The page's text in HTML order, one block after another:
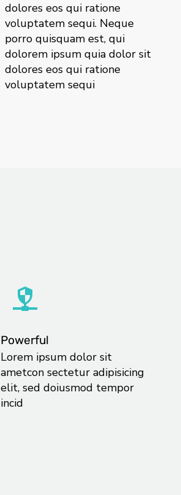
dolores eos qui ratione
voluptatem sequi. Neque
porro quisquam est, qui
dolorem ipsum quia dolor sit
dolores eos qui ratione
voluptatem sequi
Powerful
Lorem ipsum dolor sit
ametcon sectetur adipisicing
elit, sed doiusmod tempor
incid